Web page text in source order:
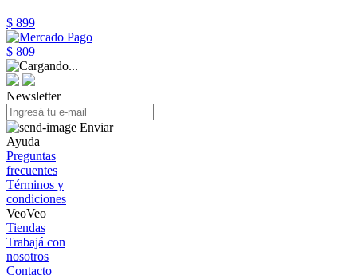
$ 899
$ 809
Newsletter
Enviar
Ayuda
Preguntas
frecuentes
Términos y
condiciones
VeoVeo
Tiendas
Trabajá con
nosotros
Contacto